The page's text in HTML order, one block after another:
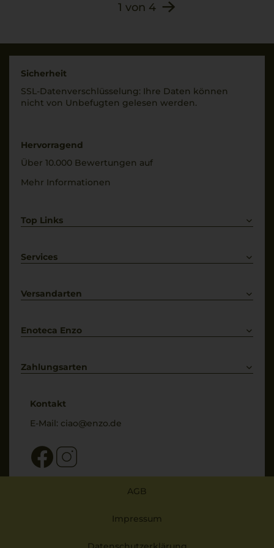
1 von 4
Sicherheit
SSL-Daten­verschlüs­selung: Ihre Daten können
nicht von Unbe­fugten gelesen werden.
Hervorragend
Über 10.000 Bewertungen auf
Mehr Informationen
Top Links
Weißwein
Services
Kontakt
Versandarten
Enoteca Enzo
Bewertungs-Richtlinien
Zahlungsarten
Kontakt
E-Mail: ciao@enzo.de
AGB
Impressum